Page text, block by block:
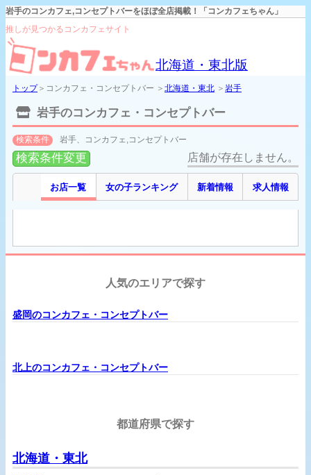
岩手のコンカフェ,コンセプトバーをほぼ全店掲載！「コンカフェちゃん」
推しが見つかるコンカフェサイト
北海道・東北版
トップ＞コンカフェ・コンセプトバー ＞ 北海道・東北 ＞ 岩手
岩手のコンカフェ・コンセプトバー
検索条件 岩手、コンカフェ,コンセプトバー
店舗が存在しません。
検索条件変更
お店一覧 女の子ランキング 新着情報 求人情報
人気のエリアで探す
盛岡のコンカフェ・コンセプトバー
北上のコンカフェ・コンセプトバー
都道府県で探す
北海道・東北